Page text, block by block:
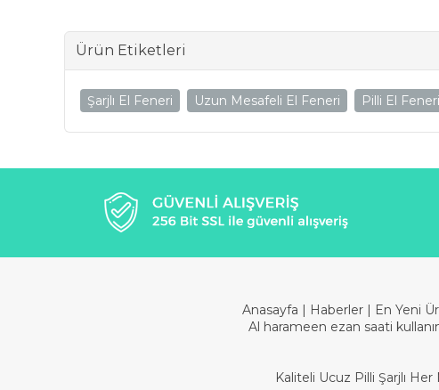
Ürün Etiketleri
Şarjlı El Feneri Uzun Mesafeli El Feneri Pilli El Feneri
Anasayfa | Haberler | En Yeni
Al harameen ezan saati
Kaliteli Ucuz Pilli Şarjlı